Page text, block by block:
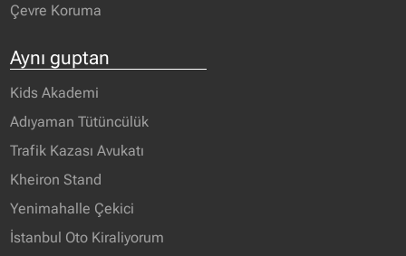
Çevre Koruma
Aynı guptan
Kids Akademi
Adıyaman Tütüncülük
Trafik Kazası Avukatı
Kheiron Stand
Yenimahalle Çekici
İstanbul Oto Kiraliyorum